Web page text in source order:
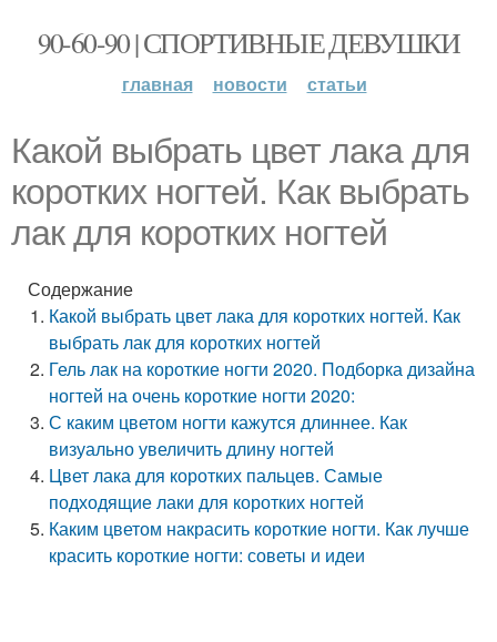
90-60-90 | СПОРТИВНЫЕ ДЕВУШКИ
главная новости статьи
Какой выбрать цвет лака для
коротких ногтей. Как выбрать
лак для коротких ногтей
Содержание
Какой выбрать цвет лака для коротких ногтей. Как
выбрать лак для коротких ногтей
Гель лак на короткие ногти 2020. Подборка дизайна
ногтей на очень короткие ногти 2020:
С каким цветом ногти кажутся длиннее. Как
визуально увеличить длину ногтей
Цвет лака для коротких пальцев. Самые
подходящие лаки для коротких ногтей
Каким цветом накрасить короткие ногти. Как лучше
красить короткие ногти: советы и идеи